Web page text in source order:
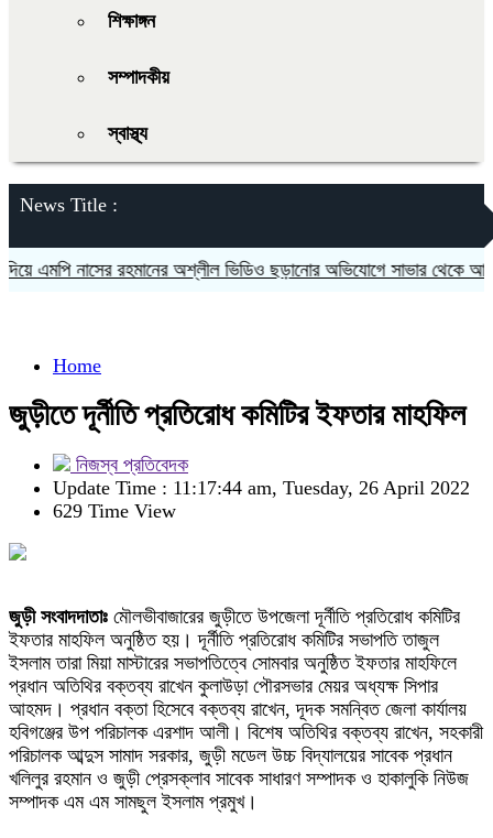
শিক্ষাঙ্গন
সম্পাদকীয়
স্বাস্থ্য
News Title :
নাসের রহমানের অশ্লীল ভিডিও ছড়ানোর অভিযোগে সাভার থেকে আসামি
Home
জুড়ীতে দূর্নীতি প্রতিরোধ কমিটির ইফতার মাহফিল
নিজস্ব প্রতিবেদক
Update Time : 11:17:44 am, Tuesday, 26 April 2022
629 Time View
জুড়ী সংবাদদাতাঃ মৌলভীবাজারের জুড়ীতে উপজেলা দূর্নীতি প্রতিরোধ কমিটির
ইফতার মাহফিল অনুষ্ঠিত হয়। দূর্নীতি প্রতিরোধ কমিটির সভাপতি তাজুল
ইসলাম তারা মিয়া মাস্টারের সভাপতিত্বে সোমবার অনুষ্ঠিত ইফতার মাহফিলে
প্রধান অতিথির বক্তব্য রাখেন কুলাউড়া পৌরসভার মেয়র অধ্যক্ষ সিপার
আহমদ। প্রধান বক্তা হিসেবে বক্তব্য রাখেন, দূদক সমন্বিত জেলা কার্যালয়
হবিগঞ্জের উপ পরিচালক এরশাদ আলী। বিশেষ অতিথির বক্তব্য রাখেন, সহকারী
পরিচালক আব্দুস সামাদ সরকার, জুড়ী মডেল উচ্চ বিদ্যালয়ের সাবেক প্রধান
খলিলুর রহমান ও জুড়ী প্রেসক্লাব সাবেক সাধারণ সম্পাদক ও হাকালুকি নিউজ
সম্পাদক এম এম সামছুল ইসলাম প্রমুখ।